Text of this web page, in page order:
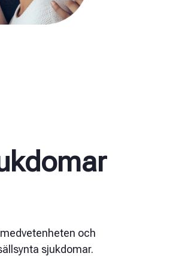
och
sjukdomar.